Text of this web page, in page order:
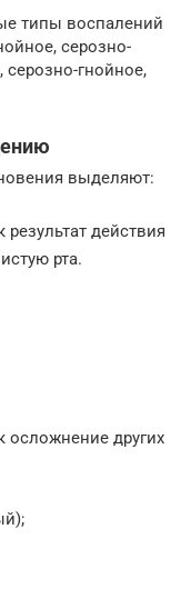
типы воспалений
серозно-
гнойное,
выделяют:
действия
рта.
осложнение других